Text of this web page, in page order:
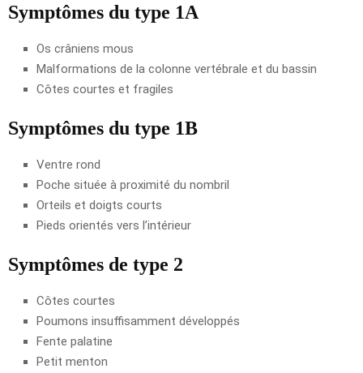
Symptômes du type 1A
Os crâniens mous
Malformations de la colonne vertébrale et du bassin
Côtes courtes et fragiles
Symptômes du type 1B
Ventre rond
Poche située à proximité du nombril
Orteils et doigts courts
Pieds orientés vers l’intérieur
Symptômes de type 2
Côtes courtes
Poumons insuffisamment développés
Fente palatine
Petit menton